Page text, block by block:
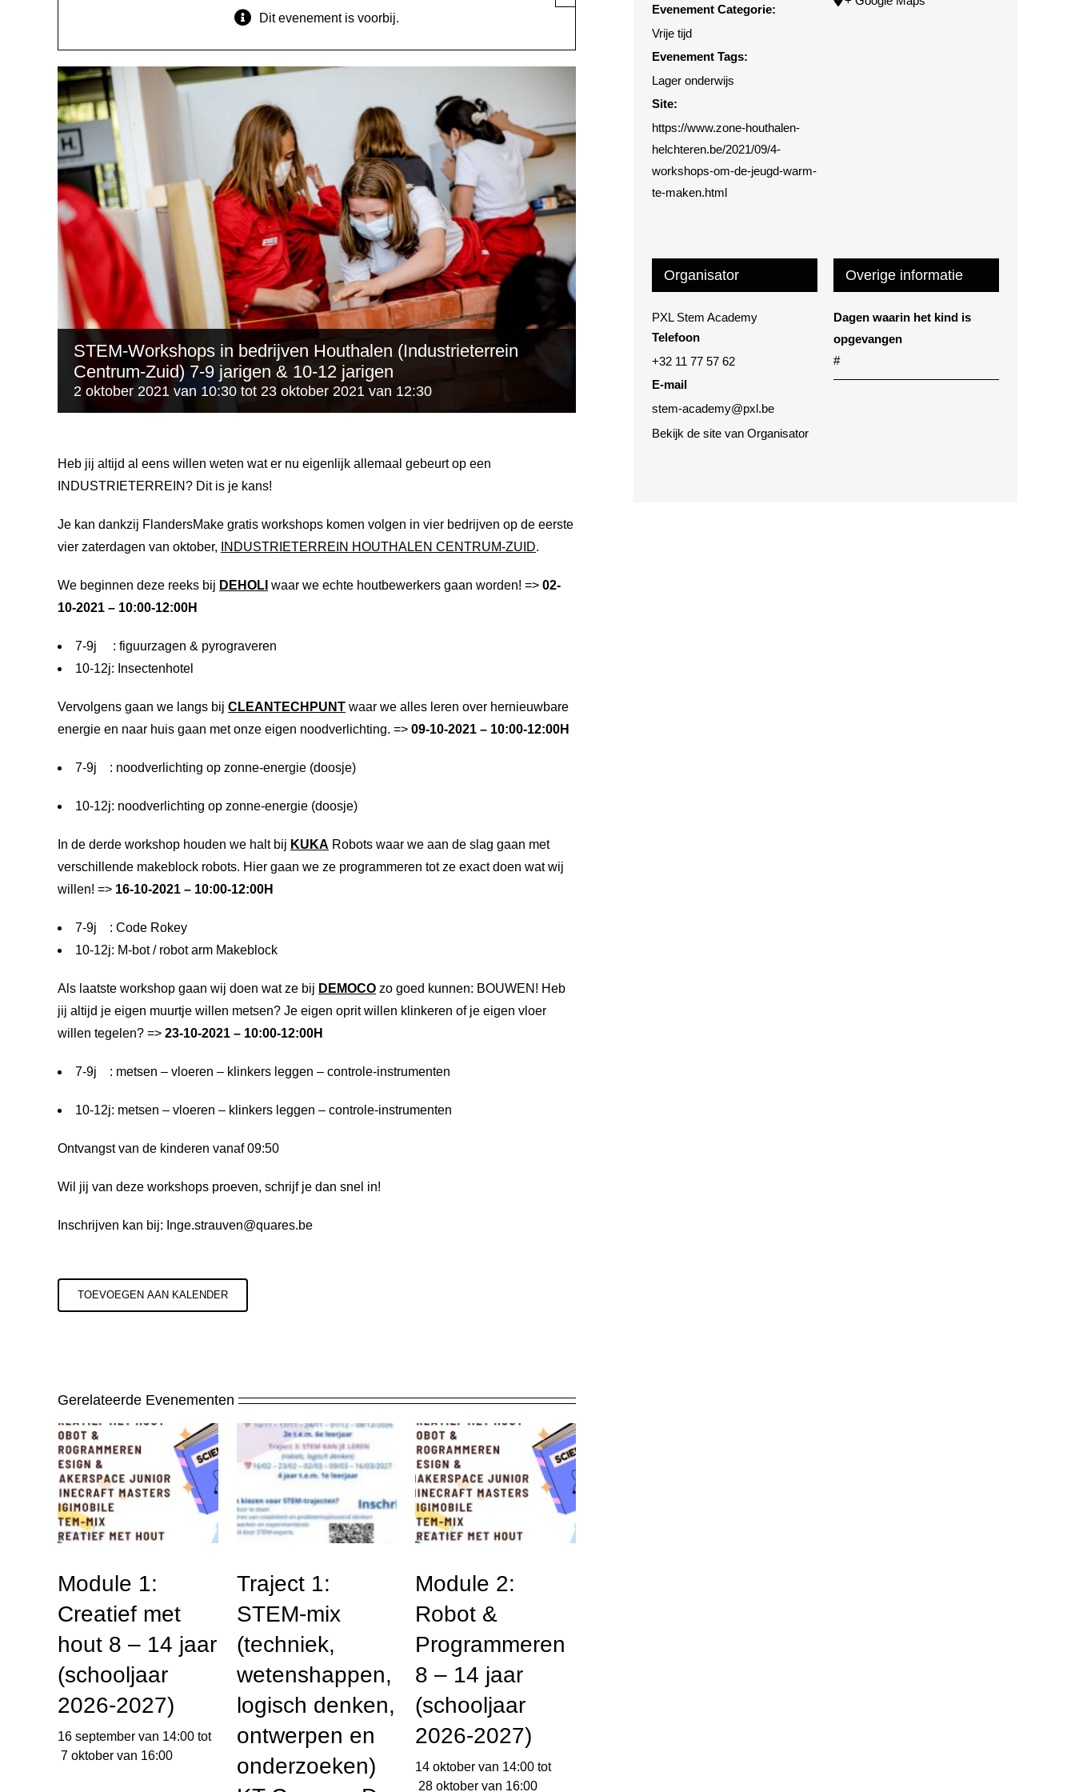
Dit evenement is voorbij.
STEM-Workshops in bedrijven Houthalen (Industrieterrein
Centrum-Zuid) 7-9 jarigen & 10-12 jarigen
2 oktober 2021 van 10:30 tot 23 oktober 2021 van 12:30
Heb jij altijd al eens willen weten wat er nu eigenlijk allemaal gebeurt op een
INDUSTRIETERREIN? Dit is je kans!
Je kan dankzij FlandersMake gratis workshops komen volgen in vier bedrijven op de eerste
vier zaterdagen van oktober,
INDUSTRIETERREIN HOUTHALEN CENTRUM-ZUID.
We beginnen deze reeks bij DEHOLI waar we echte houtbewerkers gaan worden! => 02-
10-2021 – 10:00-12:00H
7-9j : figuurzagen & pyrograveren
10-12j: Insectenhotel
Vervolgens gaan we langs bij CLEANTECHPUNT waar we alles leren over hernieuwbare
energie en naar huis gaan met onze eigen noodverlichting. => 09-10-2021 – 10:00-12:00H
7-9j : noodverlichting op zonne-energie (doosje)
10-12j: noodverlichting op zonne-energie (doosje)
In de derde workshop houden we halt bij KUKA Robots waar we aan de slag gaan met
verschillende makeblock robots. Hier gaan we ze programmeren tot ze exact doen wat wij
willen! => 16-10-2021 – 10:00-12:00H
7-9j : Code Rokey
10-12j: M-bot / robot arm Makeblock
Als laatste workshop gaan wij doen wat ze bij DEMOCO zo goed kunnen: BOUWEN! Heb
jij altijd je eigen muurtje willen metsen? Je eigen oprit willen klinkeren of je eigen vloer
willen tegelen? => 23-10-2021 – 10:00-12:00H
7-9j : metsen – vloeren – klinkers leggen – controle-instrumenten
10-12j: metsen – vloeren – klinkers leggen – controle-instrumenten
Ontvangst van de kinderen vanaf 09:50
Wil jij van deze workshops proeven, schrijf je dan snel in!
Inschrijven kan bij: Inge.strauven@quares.be
TOEVOEGEN AAN KALENDER
Gerelateerde Evenementen
Module 1:
Creatief met
hout 8 – 14 jaar
(schooljaar
2026-2027)
16 september van 14:00 tot
7 oktober van 16:00
Traject 1:
STEM-mix
(techniek,
wetenshappen,
logisch denken,
ontwerpen en
onderzoeken)
Module 2:
Robot &
Programmeren
8 – 14 jaar
(schooljaar
2026-2027)
14 oktober van 14:00 tot
28 oktober van 16:00
Evenement Categorie:
Vrije tijd
Evenement Tags:
Lager onderwijs
Site:
https://www.zone-houthalen-
helchteren.be/2021/09/4-
workshops-om-de-jeugd-warm-
te-maken.html
Organisator
PXL Stem Academy
Telefoon
+32 11 77 57 62
E-mail
stem-academy@pxl.be
Bekijk de site van Organisator
Overige informatie
Dagen waarin het kind is
opgevangen
#